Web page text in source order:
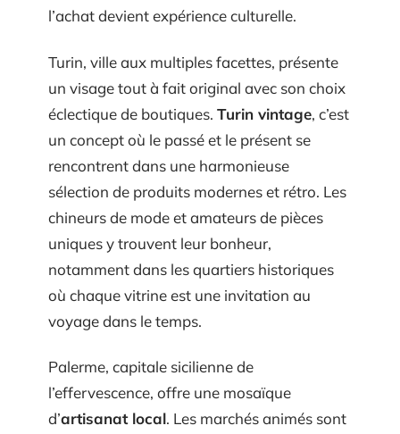
l’achat devient expérience culturelle.
Turin, ville aux multiples facettes, présente
un visage tout à fait original avec son choix
éclectique de boutiques. Turin vintage, c’est
un concept où le passé et le présent se
rencontrent dans une harmonieuse
sélection de produits modernes et rétro. Les
chineurs de mode et amateurs de pièces
uniques y trouvent leur bonheur,
notamment dans les quartiers historiques
où chaque vitrine est une invitation au
voyage dans le temps.
Palerme, capitale sicilienne de
l’effervescence, offre une mosaïque
d’artisanat local. Les marchés animés sont